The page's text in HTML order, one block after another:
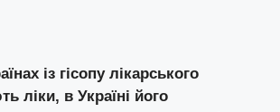
із гісопу лікарського
ліки, в Україні його